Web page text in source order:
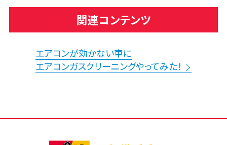
関連コンテンツ
エアコンが効かない車に
エアコンガスクリーニングやってみた！